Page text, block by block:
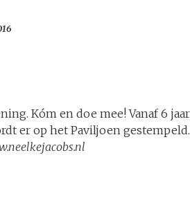
Kóm en doe mee! Vanaf 6
er op het Paviljoen